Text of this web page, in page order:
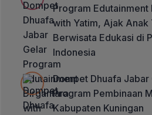
Program Edutainment
with Yatim, Ajak Anak
Berwisata Edukasi di
Indonesia
Dompet Dhuafa Jabar
Program Pembinaan
Kabupaten Kuningan